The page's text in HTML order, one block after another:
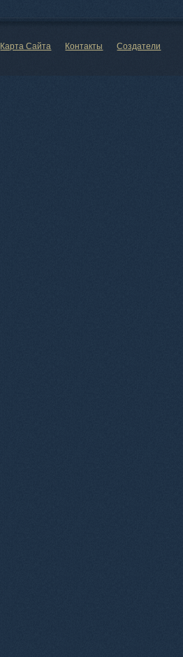
Карта Сайта Контакты Создатели